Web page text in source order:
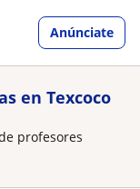
Anúnciate
en Texcoco
profesores